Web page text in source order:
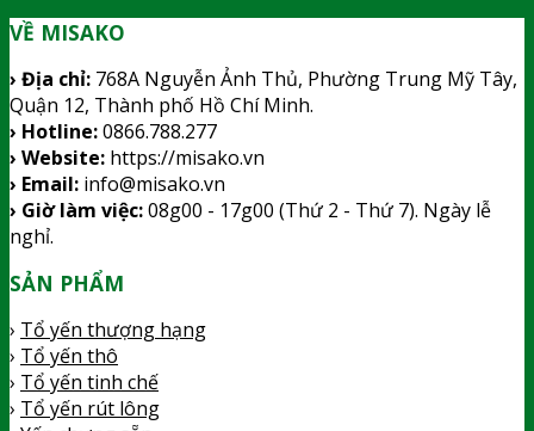
VỀ MISAKO
› Địa chỉ: 768A Nguyễn Ảnh Thủ, Phường Trung Mỹ Tây,
Quận 12, Thành phố Hồ Chí Minh.
› Hotline:0866.788.277
› Website: https://misako.vn
› Email: info@misako.vn
› Giờ làm việc:08g00 - 17g00 (Thứ 2 - Thứ 7). Ngày lễ
nghỉ.
SẢN PHẨM
› Tổ yến thượng hạng
› Tổ yến thô
› Tổ yến tinh chế
› Tổ yến rút lông